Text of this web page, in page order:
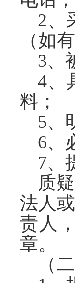
2、
（如
3、
4、
料；
5、
6、
7、
质
法人
责人
章。
（